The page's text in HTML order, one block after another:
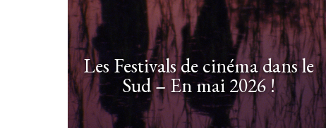
Les Festivals de cinéma dans le
Sud – En mai 2026 !